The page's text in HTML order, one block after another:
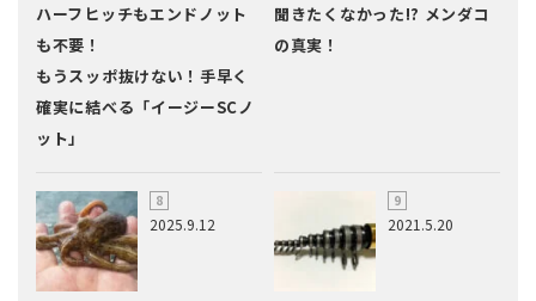
ハーフヒッチもエンドノット
も不要！
もうスッポ抜けない！手早く
確実に結べる「イージーSCノ
ット」
聞きたくなかった!? メンダコ
の真実！
2025.9.12 2021.5.20